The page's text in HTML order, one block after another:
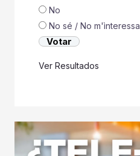
No
No sé / No m'ìnteressa
Ver Resultados